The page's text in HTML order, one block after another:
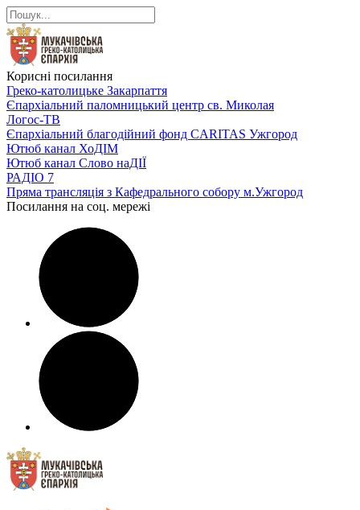
Корисні посилання
Греко-католицьке Закарпаття
Єпархіальний паломницький центр св. Миколая
Логос-ТВ
Єпархіальний благодійний фонд CARITAS Ужгород
Ютюб канал ХоДІМ
Ютюб канал Слово наДІЇ
РАДІО 7
Пряма трансляція з Кафедрального собору м.Ужгород
Посилання на соц. мережі